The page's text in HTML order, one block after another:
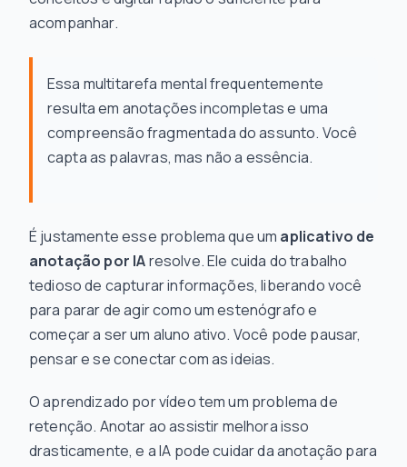
acompanhar.
Essa multitarefa mental frequentemente
resulta em anotações incompletas e uma
compreensão fragmentada do assunto. Você
capta as palavras, mas não a essência.
É justamente esse problema que um aplicativo de
anotação por IAresolve. Ele cuida do trabalho
tedioso de capturar informações, liberando você
para parar de agir como um estenógrafo e
começar a ser um aluno ativo. Você pode pausar,
pensar e se conectar com as ideias.
O aprendizado por vídeo tem um problema de
retenção. Anotar ao assistir melhora isso
drasticamente, e a IA pode cuidar da anotação para